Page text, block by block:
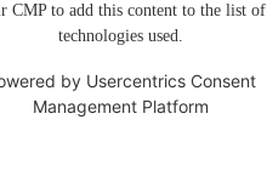
CMP to add this content to the list of
technologies used.
by Usercentrics Consent
Management Platform